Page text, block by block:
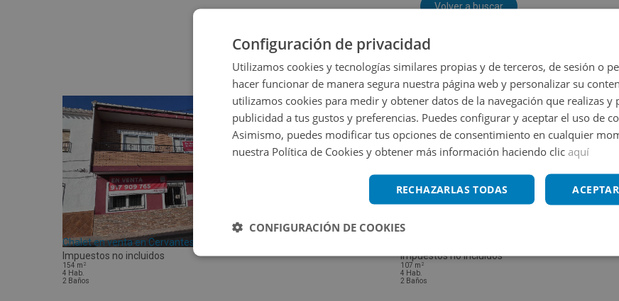
Volver a buscar
Chalet en venta en Cervantes 4 Bajo
Impuestos no incluidos
154 m 2
4 Hab.
2 Baños
Impuestos no incluidos
107 m 2
4 Hab.
2 Baños
Configuración de privacidad
Utilizamos cookies y tecnologías similares propias y de terceros, de sesión o
hacer funcionar de manera segura nuestra página web y personalizar su
utilizamos cookies para medir y obtener datos de la navegación que realizas y
publicidad a tus gustos y preferencias. Puedes configurar y aceptar el uso de
Asimismo, puedes modificar tus opciones de consentimiento en cualquier
nuestra Política de Cookies y obtener más información haciendo clic aquí
RECHAZARLAS TODAS
CONFIGURACIÓN DE COOKIES